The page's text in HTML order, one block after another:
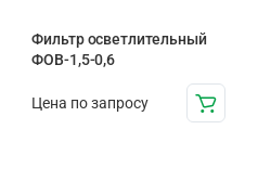
Фильтр осветлительный
ФОВ-1,5-0,6
Цена по запросу